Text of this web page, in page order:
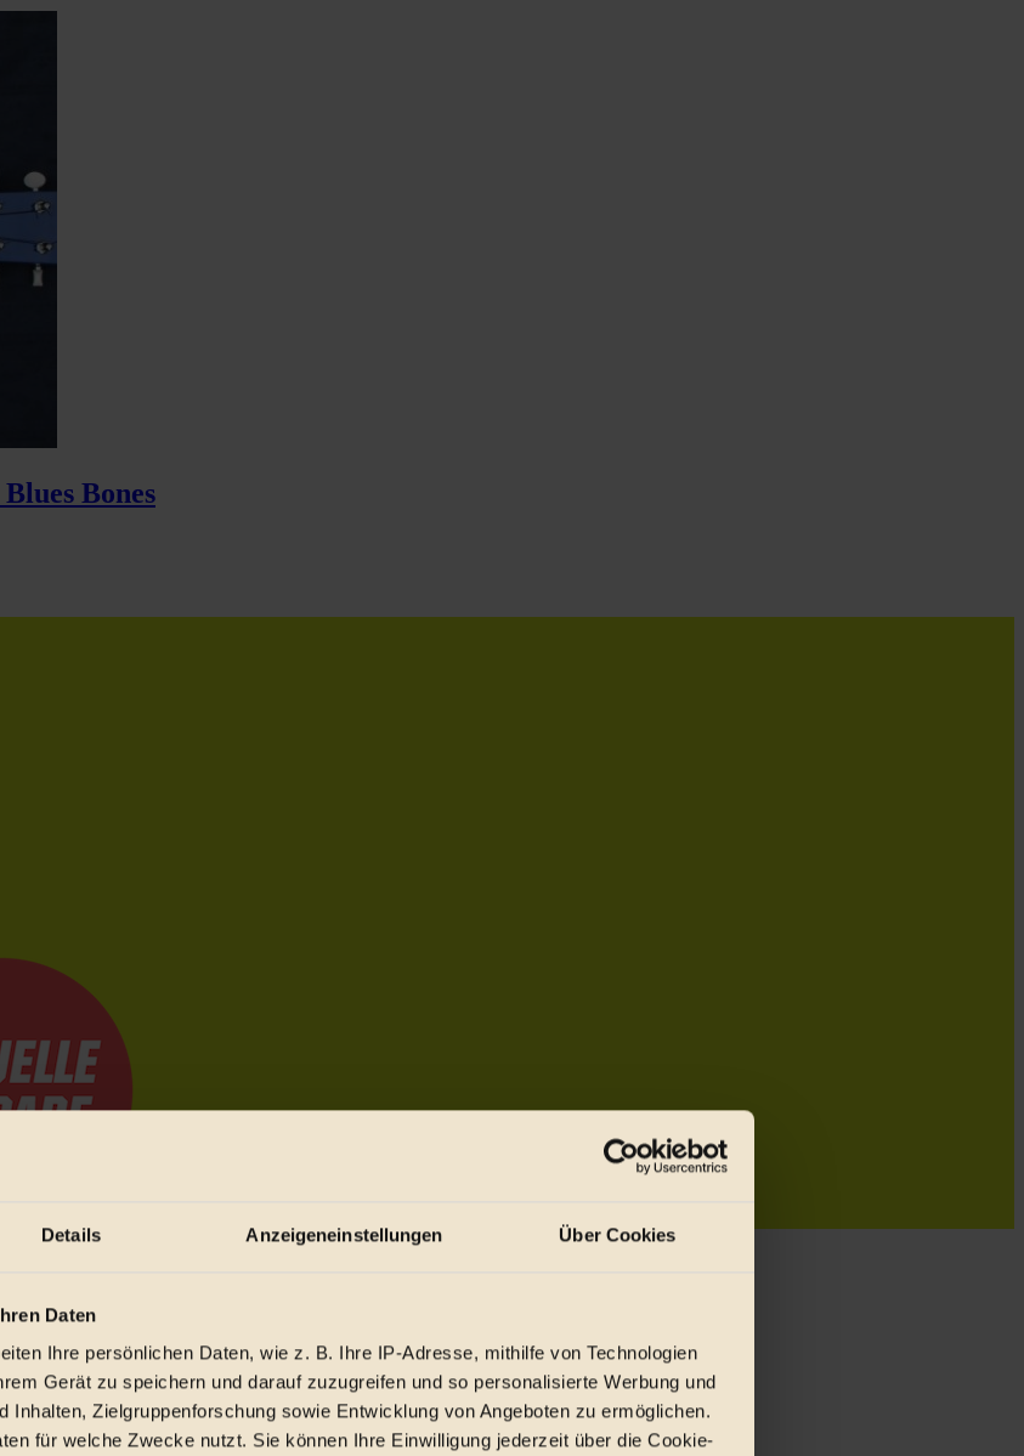
Details Anzeigeneinstellungen Über Cookies
Daten
Ihre persönlichen Daten, wie z. B. Ihre IP-Adresse, mithilfe von Technologien
Gerät zu speichern und darauf zuzugreifen und so personalisierte Werbung und
Inhalten, Zielgruppenforschung sowie Entwicklung von Angeboten zu ermöglichen.
für welche Zwecke nutzt. Sie können Ihre Einwilligung jederzeit über die Cookie-
Bones
festzuhalten.
oft zu Hause.
zu dir zurückkommen.